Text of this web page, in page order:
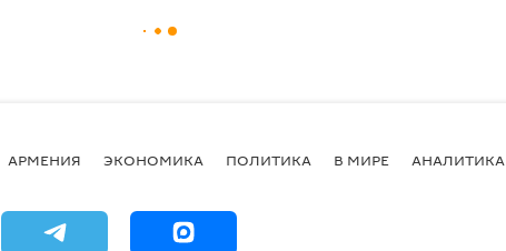
АРМЕНИЯ ЭКОНОМИКА ПОЛИТИКА В МИРЕ АНАЛИТИКА